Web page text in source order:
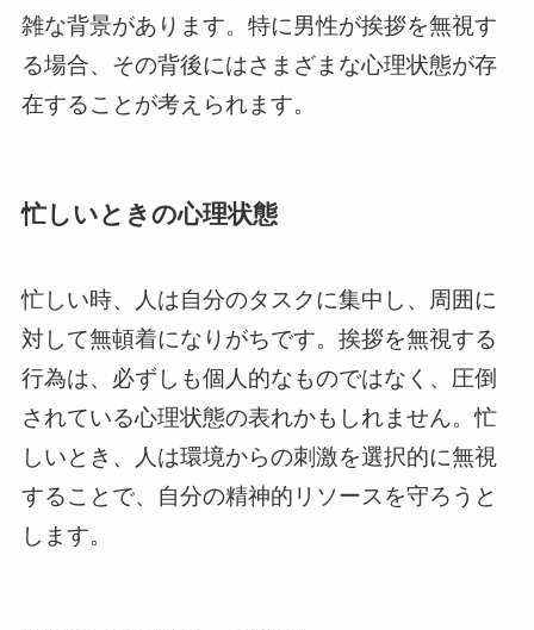
雑な背景があります。特に男性が挨拶を無視す
る場合、その背後にはさまざまな心理状態が存
在することが考えられます。
忙しいときの心理状態
忙しい時、人は自分のタスクに集中し、周囲に
対して無頓着になりがちです。挨拶を無視する
行為は、必ずしも個人的なものではなく、圧倒
されている心理状態の表れかもしれません。忙
しいとき、人は環境からの刺激を選択的に無視
することで、自分の精神的リソースを守ろうと
します。